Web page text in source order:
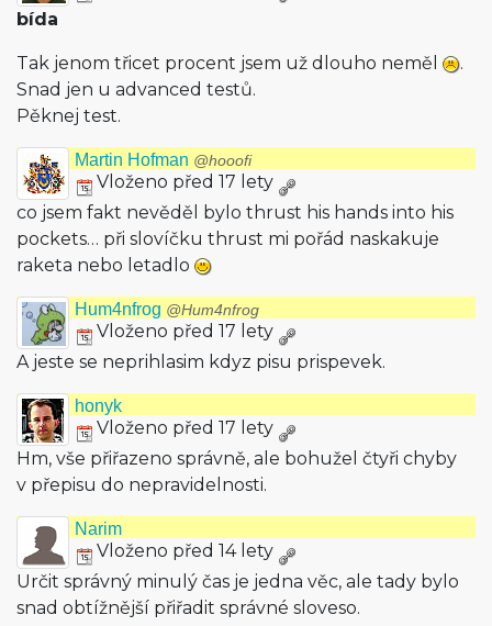
bída
Tak jenom třicet procent jsem už dlouho neměl
.
Snad jen u advanced testů.
Pěknej test.
Martin Hofman @hooofi
Vloženo před 17 lety
co jsem fakt nevěděl bylo thrust his hands into his
pockets… při slovíčku thrust mi pořád naskakuje
raketa nebo letadlo
Hum4nfrog @Hum4nfrog
Vloženo před 17 lety
A jeste se neprihlasim kdyz pisu prispevek.
honyk
Vloženo před 17 lety
Hm, vše přiřazeno správně, ale bohužel čtyři chyby
v přepisu do nepravidelnosti.
Narim
Vloženo před 14 lety
Určit správný minulý čas je jedna věc, ale tady bylo
snad obtížnější přiřadit správné sloveso.